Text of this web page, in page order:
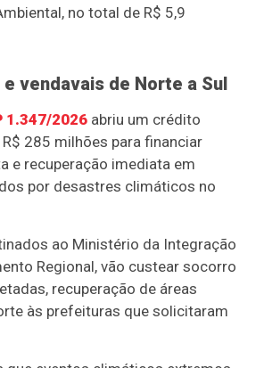
no total de R$ 5,9
vendavais de Norte a Sul
1.347/2026 abriu um crédito
285 milhões para financiar
e recuperação imediata em
por desastres climáticos no
ao Ministério da Integração
Regional, vão custear socorro
recuperação de áreas
às prefeituras que solicitaram